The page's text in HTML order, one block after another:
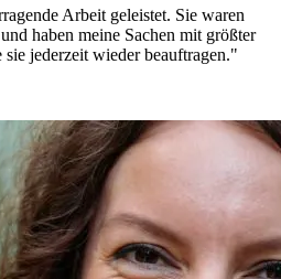
Arbeit geleistet. Sie waren
haben meine Sachen mit größter
jederzeit wieder beauftragen."